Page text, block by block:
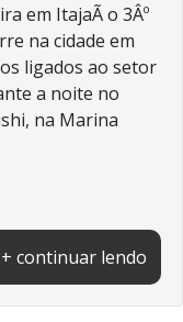
em ItajaÃ­ o 3Âº
na cidade em
ligados ao setor
a noite no
na Marina
+ continuar lendo